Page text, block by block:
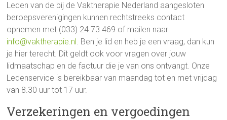
Leden van de bij de Vaktherapie Nederland aangesloten
beroepsverenigingen kunnen rechtstreeks contact
opnemen met (033) 24 73 469 of mailen naar
info@vaktherapie.nl. Ben je lid en heb je een vraag, dan kun
je hier terecht. Dit geldt ook voor vragen over jouw
lidmaatschap en de factuur die je van ons ontvangt. Onze
Ledenservice is bereikbaar van maandag tot en met vrijdag
van 8.30 uur tot 17 uur.
Verzekeringen en vergoedingen